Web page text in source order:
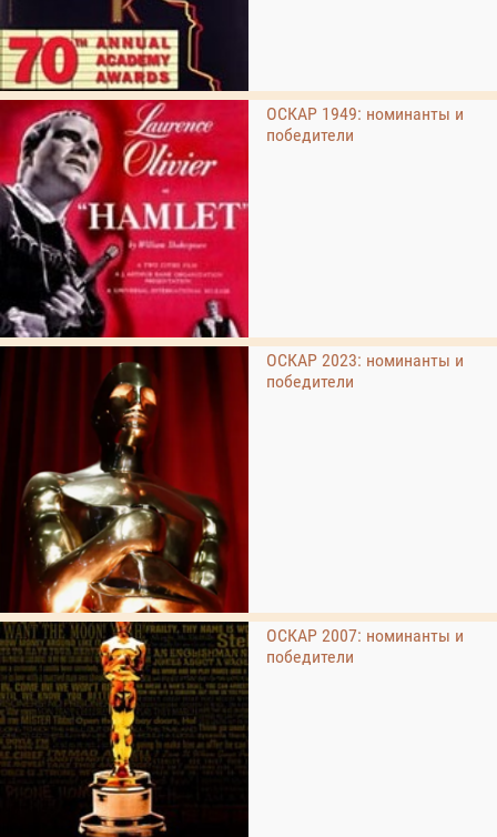
ОСКАР 1949: номинанты и
победители
ОСКАР 2023: номинанты и
победители
ОСКАР 2007: номинанты и
победители